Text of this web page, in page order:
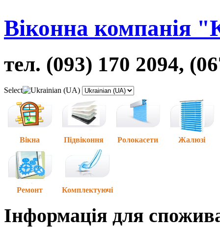
Віконна компанія
тел. (093) 170 2094,
Select
Вікна Підвіконня Ролокасети Жалюзі
Ремонт Комплектуючі
Інформація для